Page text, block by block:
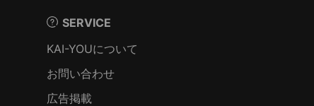
SERVICE
KAI-YOUについて
お問い合わせ
広告掲載